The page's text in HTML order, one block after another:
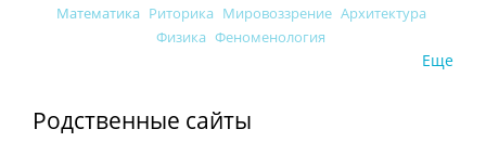
Математика Риторика Мировоззрение Архитектура
Физика Феноменология
Еще
Родственные сайты